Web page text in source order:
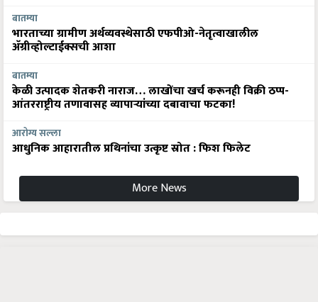
बातम्या
भारताच्या ग्रामीण अर्थव्यवस्थेसाठी एफपीओ-नेतृत्वाखालील
अ‍ॅग्रीव्होल्टाईक्सची आशा
बातम्या
केळी उत्पादक शेतकरी नाराज… लाखोंचा खर्च करूनही विक्री ठप्प-
आंतरराष्ट्रीय तणावासह व्यापाऱ्यांच्या दबावाचा फटका!
आरोग्य सल्ला
आधुनिक आहारातील प्रथिनांचा उत्कृष्ट स्रोत : फिश फिलेट
More News